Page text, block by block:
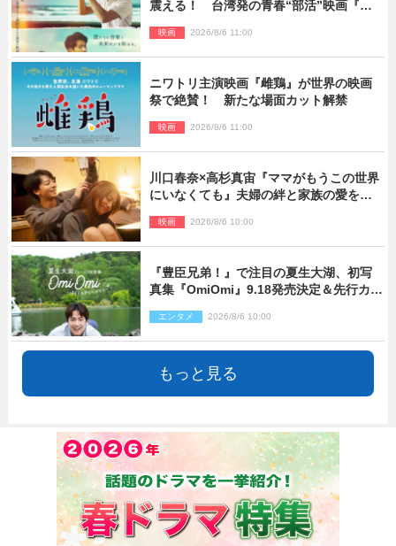
震える！ 台湾発の青春“部活”映画『進
映画 2026/8/6 11:00
ニワトリ主演映画『雌鶏』が世界の映画
祭で絶賛！ 新たな場面カット解禁
映画 2026/8/6 11:00
川口春奈×高杉真宙『ママがもうこの世界
にいなくても』夫婦の絆と家族の愛を映
映画 2026/8/6 10:00
『豊臣兄弟！』で注目の夏生大湖、初写
真集『OmiOmi』9.18発売決定＆先行カッ
エンタメ 2026/8/6 10:00
もっと見る